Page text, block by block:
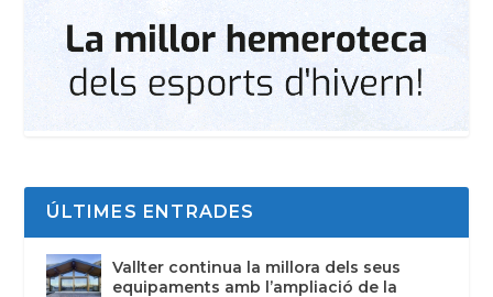
ÚLTIMES ENTRADES
Vallter continua la millora dels seus
equipaments amb l’ampliació de la